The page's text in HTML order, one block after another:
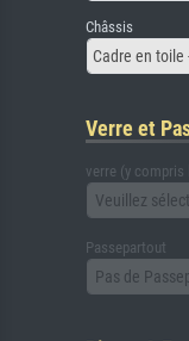
Châssis
Cadre en toile
Verre et
verre (y compris
Veuillez
Passepartout
Pas de